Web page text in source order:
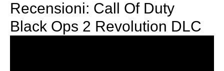
Recensioni: Call Of Duty
Black Ops 2 Revolution DLC